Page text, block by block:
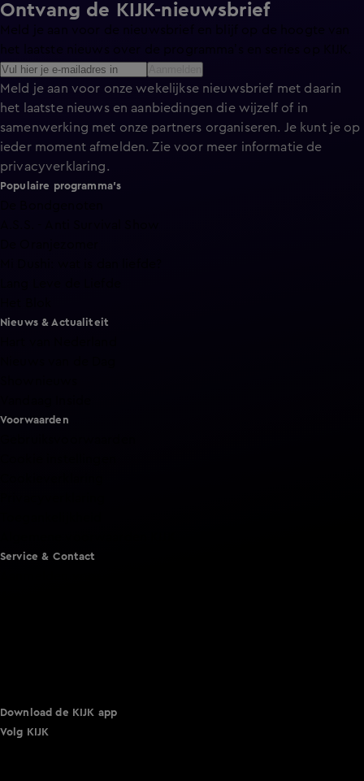
Ontvang de KIJK-nieuwsbrief
Meld je aan voor onze wekelijkse nieuwsbrief met daarin
het laatste nieuws en aanbiedingen die wijzelf of in
samenwerking met onze partners organiseren. Je kunt je op
ieder moment afmelden. Zie voor meer informatie de
privacyverklaring.
Populaire programma's
Nieuws & Actualiteit
Voorwaarden
Service & Contact
Download de KIJK app
Volg KIJK